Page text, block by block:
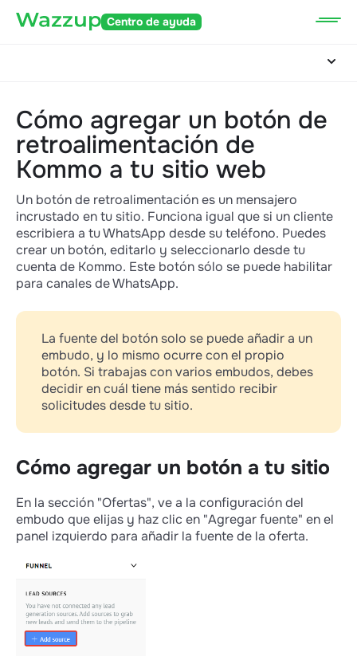
Centro de ayuda
Cómo agregar un botón de
retroalimentación de
Kommo a tu sitio web
Un botón de retroalimentación es un mensajero
incrustado en tu sitio. Funciona igual que si un cliente
escribiera a tu WhatsApp desde su teléfono. Puedes
crear un botón, editarlo y seleccionarlo desde tu
cuenta de Kommo. Este botón sólo se puede habilitar
para canales de WhatsApp.
La fuente del botón solo se puede añadir a un
embudo, y lo mismo ocurre con el propio
botón. Si trabajas con varios embudos, debes
decidir en cuál tiene más sentido recibir
solicitudes desde tu sitio.
Cómo agregar un botón a tu sitio
En la sección "Ofertas", ve a la configuración del
embudo que elijas y haz clic en "Agregar fuente" en el
panel izquierdo para añadir la fuente de la oferta.